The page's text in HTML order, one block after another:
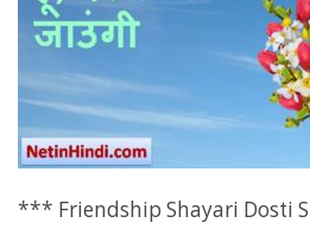
*** Friendship Shayari Dosti